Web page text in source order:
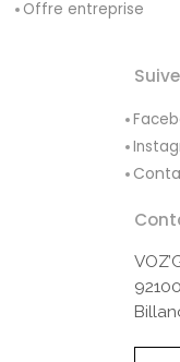
Offre entreprise